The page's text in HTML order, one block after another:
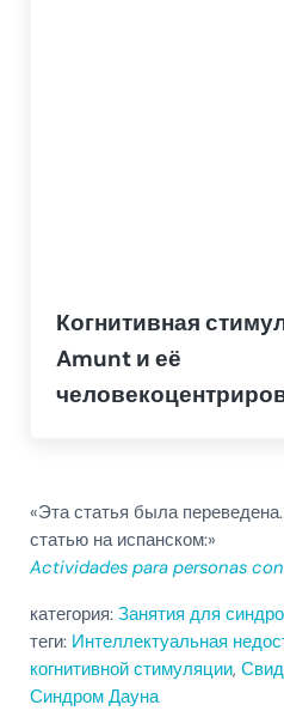
Когнитивная
Amunt и её
«Эта статья была
статью на испанском:»
Actividades para personas
категория: Занятия для
теги: Интеллектуальная
когнитивной стимуляции,
Синдром Дауна